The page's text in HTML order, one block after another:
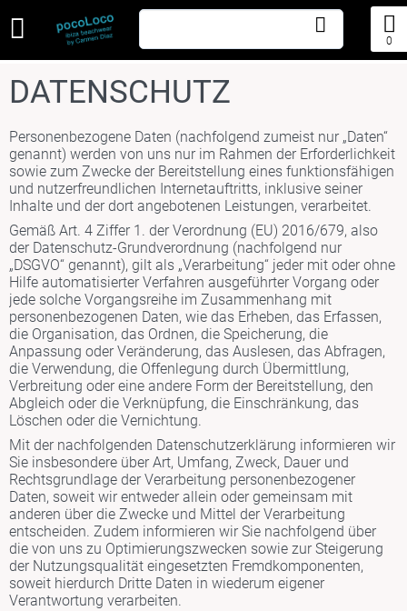
0
DATENSCHUTZ
Personenbezogene Daten (nachfolgend zumeist nur „Daten“
genannt) werden von uns nur im Rahmen der Erforderlichkeit
sowie zum Zwecke der Bereitstellung eines funktionsfähigen
und nutzerfreundlichen Internetauftritts, inklusive seiner
Inhalte und der dort angebotenen Leistungen, verarbeitet.
Gemäß Art. 4 Ziffer 1. der Verordnung (EU) 2016/679, also
der Datenschutz-Grundverordnung (nachfolgend nur
„DSGVO“ genannt), gilt als „Verarbeitung“ jeder mit oder ohne
Hilfe automatisierter Verfahren ausgeführter Vorgang oder
jede solche Vorgangsreihe im Zusammenhang mit
personenbezogenen Daten, wie das Erheben, das Erfassen,
die Organisation, das Ordnen, die Speicherung, die
Anpassung oder Veränderung, das Auslesen, das Abfragen,
die Verwendung, die Offenlegung durch Übermittlung,
Verbreitung oder eine andere Form der Bereitstellung, den
Abgleich oder die Verknüpfung, die Einschränkung, das
Löschen oder die Vernichtung.
Mit der nachfolgenden Datenschutzerklärung informieren wir
Sie insbesondere über Art, Umfang, Zweck, Dauer und
Rechtsgrundlage der Verarbeitung personenbezogener
Daten, soweit wir entweder allein oder gemeinsam mit
anderen über die Zwecke und Mittel der Verarbeitung
entscheiden. Zudem informieren wir Sie nachfolgend über
die von uns zu Optimierungszwecken sowie zur Steigerung
der Nutzungsqualität eingesetzten Fremdkomponenten,
soweit hierdurch Dritte Daten in wiederum eigener
Verantwortung verarbeiten.